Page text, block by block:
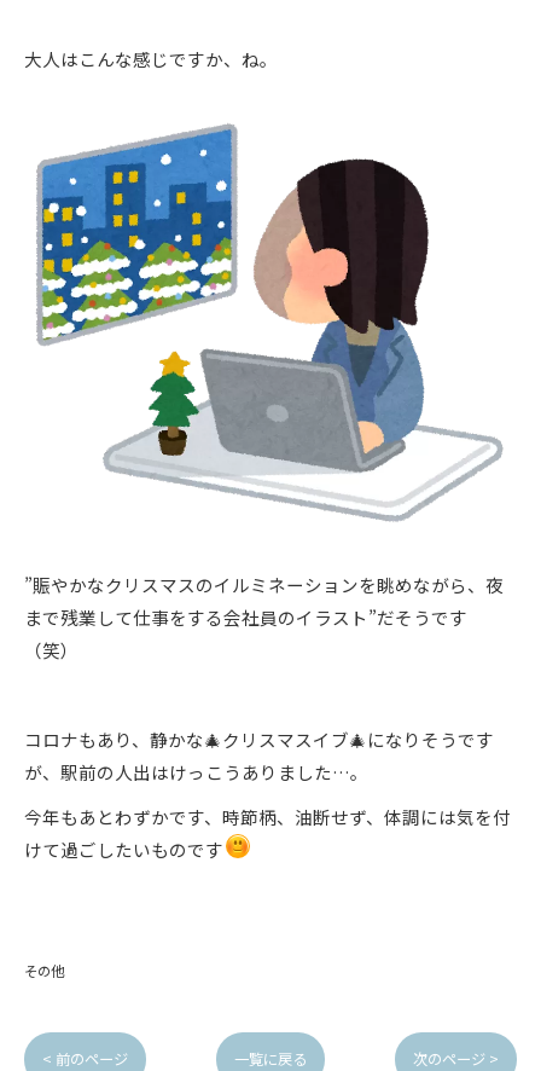
大人はこんな感じですか、ね。
”賑やかなクリスマスのイルミネーションを眺めながら、夜
まで残業して仕事をする会社員のイラスト”だそうです
（笑）
コロナもあり、静かな🎄クリスマスイブ🎄になりそうです
が、駅前の人出はけっこうありました…。
今年もあとわずかです、時節柄、油断せず、体調には気を付
けて過ごしたいものです
その他
< 前のページ 一覧に戻る 次のページ >